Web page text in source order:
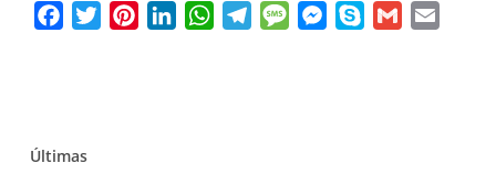
FacebookTwitterPinterestLinkedInWhatsAppTelegramMessageMessenger
Skype Gmail
Últimas